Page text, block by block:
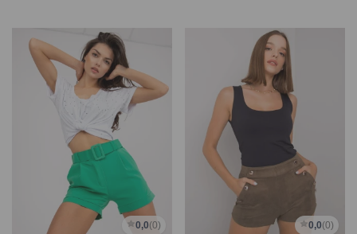
0,0(0) 0,0(0)